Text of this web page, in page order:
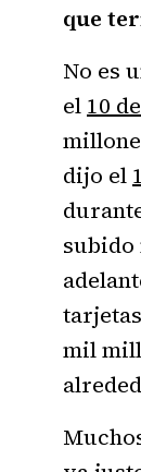
que
No es
el 10
dijo el
subido
mil